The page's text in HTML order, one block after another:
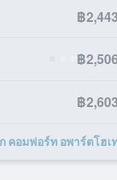
฿2,443
฿2,506
฿2,603